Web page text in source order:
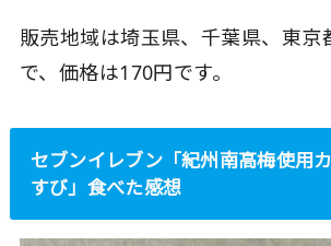
販売地域は埼玉県、千葉県、東京
で、価格は170円です。
セブンイレブン「紀州南高梅使用
すび」食べた感想